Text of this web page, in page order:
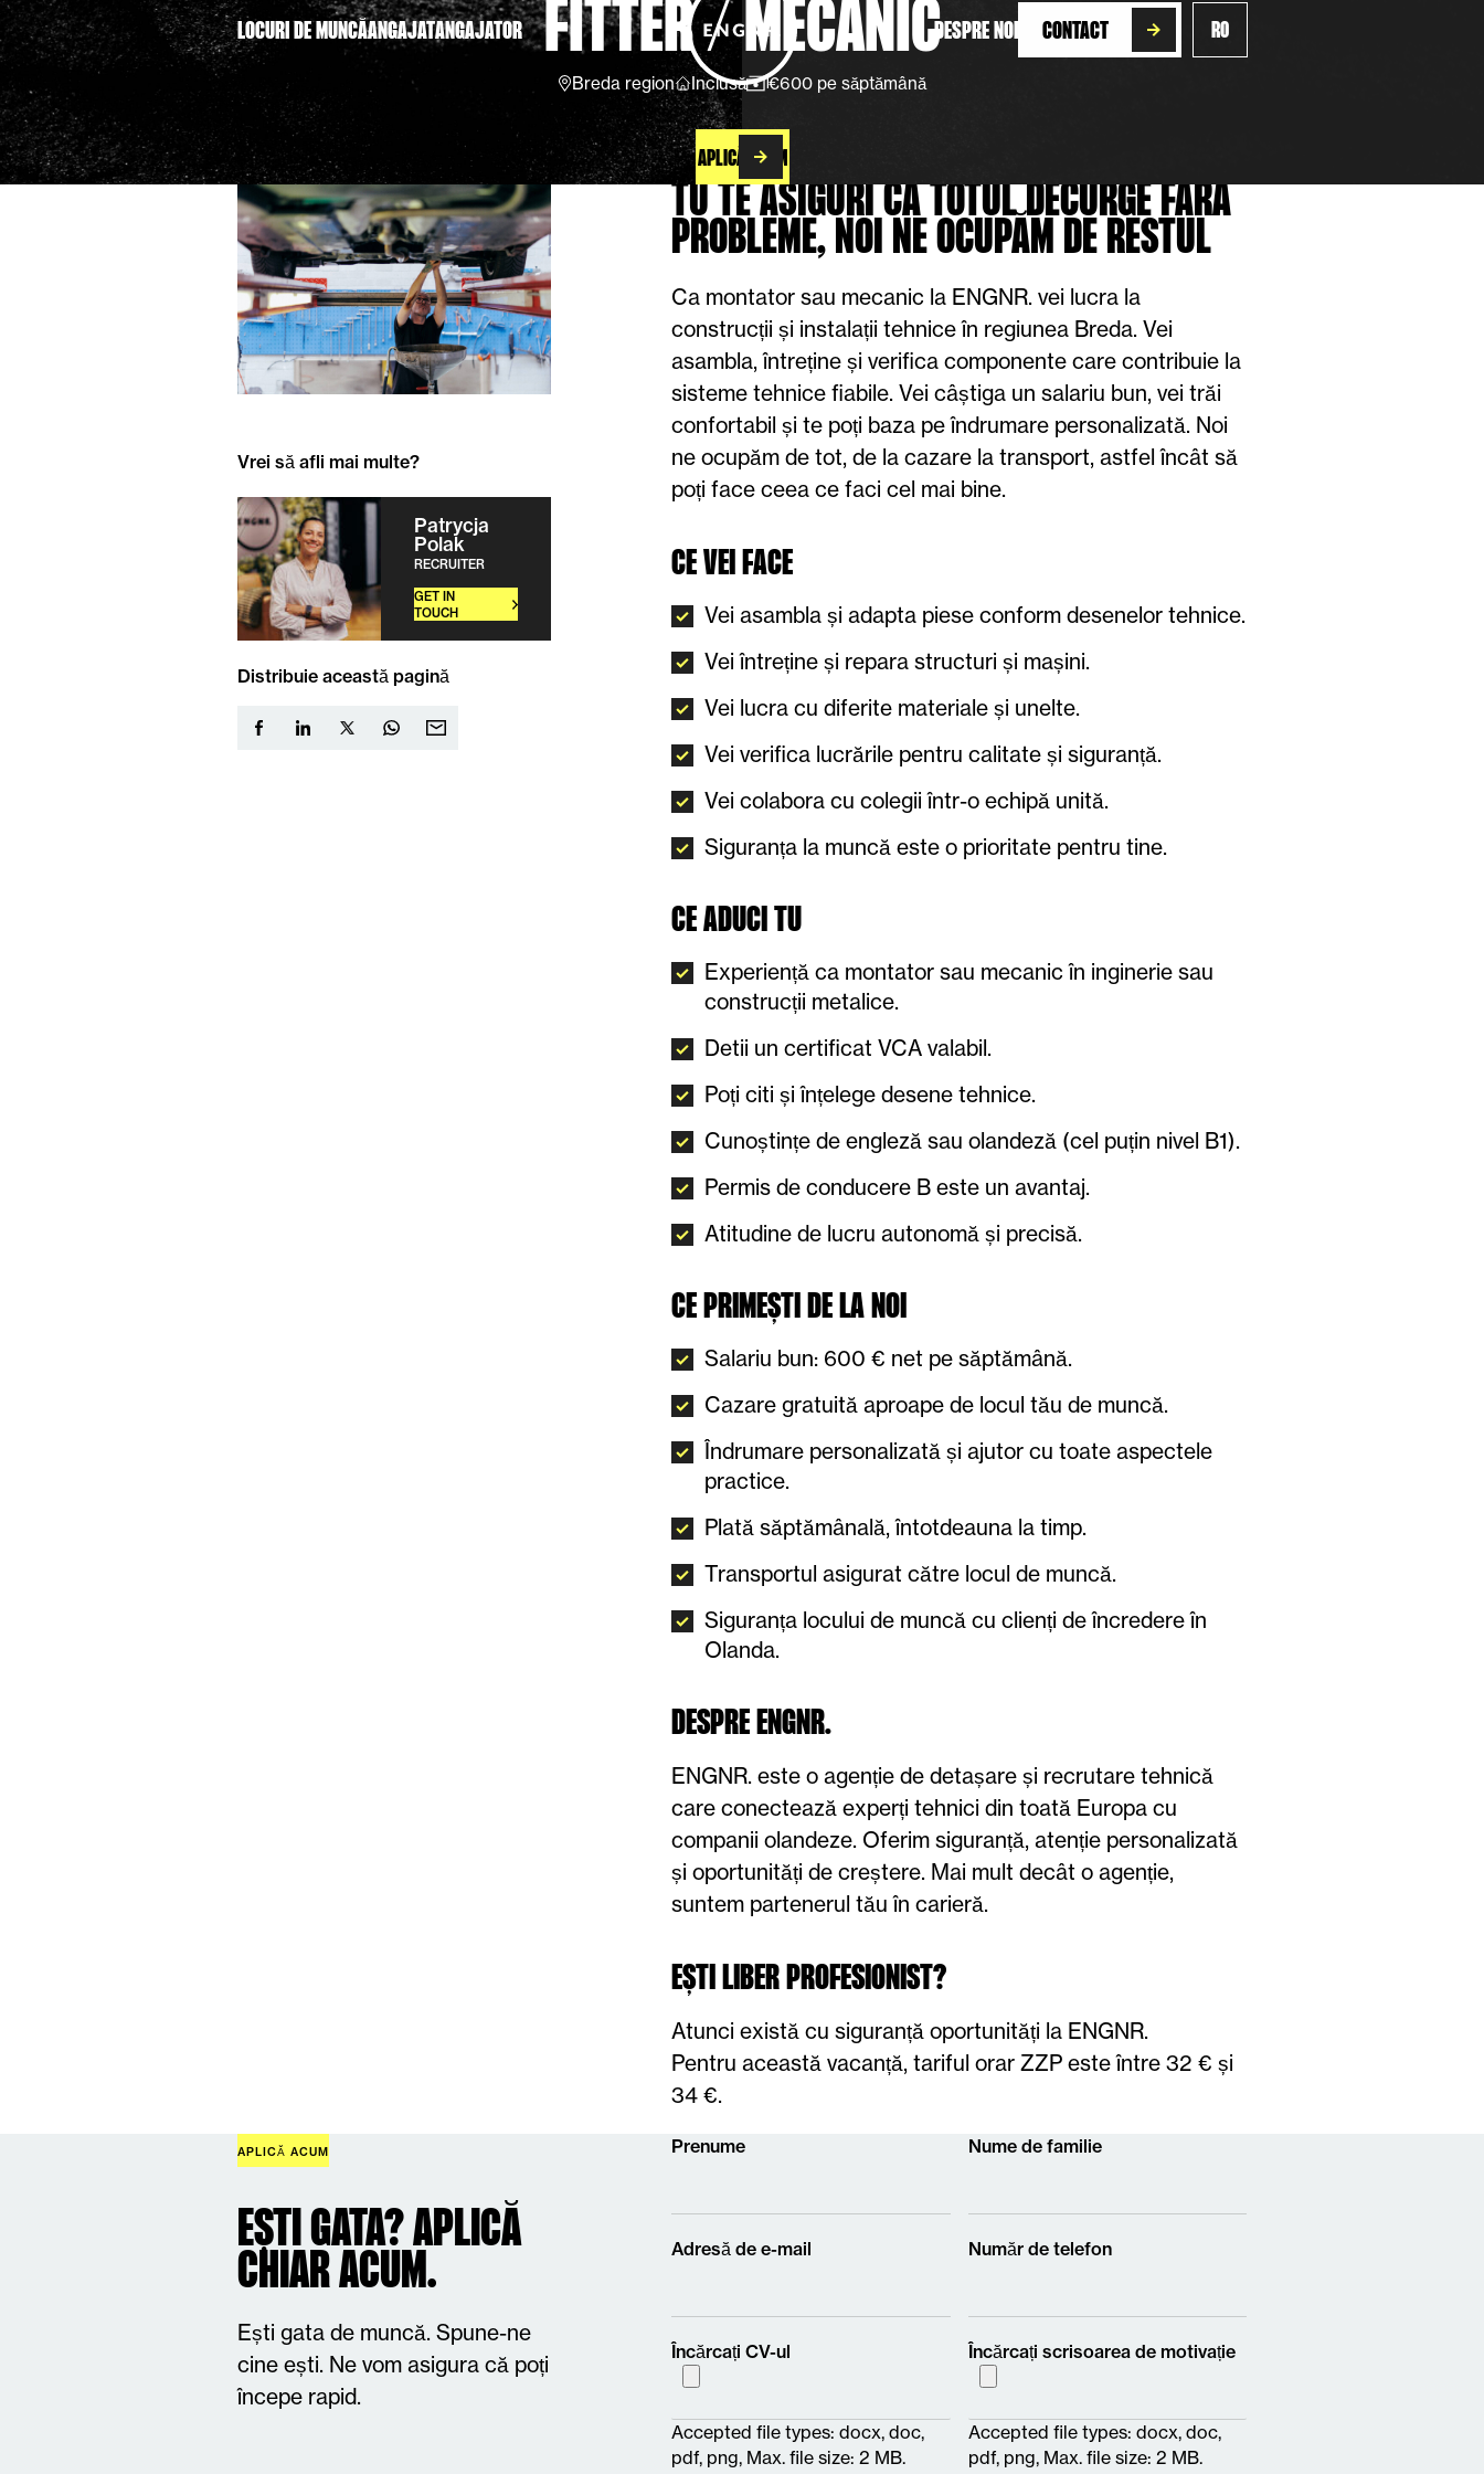
LOCURI DE MUNCĂANGAJATANGAJATOR DESPRE NOI CONTACT RO
FITTER/MECANIC
Breda region Inclusă €600 pe săptămână
APLICĂ ACUM
Vrei să afli mai multe?
Patrycja
Polak
RECRUITER
GET IN
TOUCH
Distribuie această pagină
TU TE ASIGURI CĂ TOTUL DECURGE FĂRĂ
PROBLEME, NOI NE OCUPĂM DE RESTUL
Ca montator sau mecanic la ENGNR. vei lucra la
construcții și instalații tehnice în regiunea Breda. Vei
asambla, întreține și verifica componente care contribuie la
sisteme tehnice fiabile. Vei câștiga un salariu bun, vei trăi
confortabil și te poți baza pe îndrumare personalizată. Noi
ne ocupăm de tot, de la cazare la transport, astfel încât să
poți face ceea ce faci cel mai bine.
CE VEI FACE
Vei asambla și adapta piese conform desenelor tehnice.
Vei întreține și repara structuri și mașini.
Vei lucra cu diferite materiale și unelte.
Vei verifica lucrările pentru calitate și siguranță.
Vei colabora cu colegii într-o echipă unită.
Siguranța la muncă este o prioritate pentru tine.
CE ADUCI TU
Experiență ca montator sau mecanic în inginerie sau
construcții metalice.
Detii un certificat VCA valabil.
Poți citi și înțelege desene tehnice.
Cunoștințe de engleză sau olandeză (cel puțin nivel B1).
Permis de conducere B este un avantaj.
Atitudine de lucru autonomă și precisă.
CE PRIMEȘTI DE LA NOI
Salariu bun: 600 € net pe săptămână.
Cazare gratuită aproape de locul tău de muncă.
Îndrumare personalizată și ajutor cu toate aspectele
practice.
Plată săptămânală, întotdeauna la timp.
Transportul asigurat către locul de muncă.
Siguranța locului de muncă cu clienți de încredere în
Olanda.
DESPRE ENGNR.
ENGNR. este o agenție de detașare și recrutare tehnică
care conectează experți tehnici din toată Europa cu
companii olandeze. Oferim siguranță, atenție personalizată
și oportunități de creștere. Mai mult decât o agenție,
suntem partenerul tău în carieră.
EȘTI LIBER PROFESIONIST?
Atunci există cu siguranță oportunități la ENGNR.
Pentru această vacanță, tariful orar ZZP este între 32 € și
34 €.
APLICĂ ACUM
EȘTI GATA? APLICĂ
CHIAR ACUM.
Ești gata de muncă. Spune-ne
cine ești. Ne vom asigura că poți
începe rapid.
Prenume Nume de familie
Adresă de e-mail Număr de telefon
Încărcați CV-ul
Accepted file types: docx, doc,
pdf, png, Max. file size: 2 MB.
Încărcați scrisoarea de motivație
Accepted file types: docx, doc,
pdf, png, Max. file size: 2 MB.